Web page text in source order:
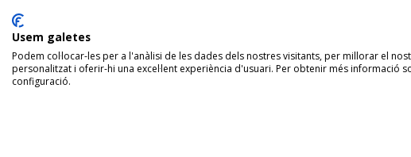
Usem galetes
Podem col·locar-les per a l'anàlisi de les dades dels nostres visitants, per millorar el
personalitzat i oferir-hi una excel·lent experiència d'usuari. Per obtenir més informació
configuració.